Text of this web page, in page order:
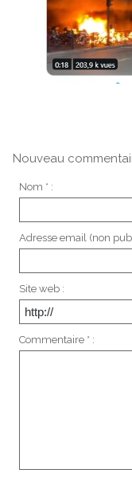
Nouveau
Nom * :
Adresse email (non
Site web :
Commentaire * :